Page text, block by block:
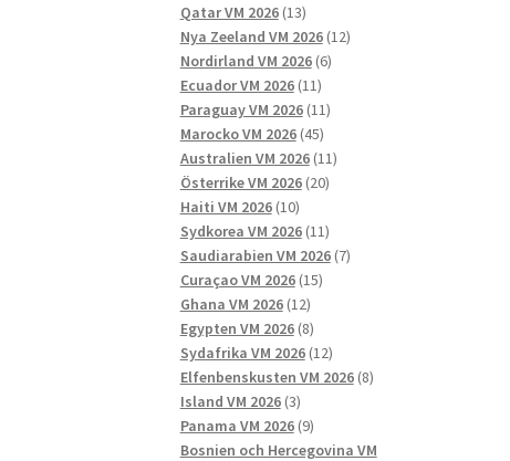
Qatar VM 2026 1313
produkter
Nya Zeeland VM 2026 1212
Nordirland VM 2026 66
Ecuador VM 2026 1111
produkter
Paraguay VM 2026 1111
Marocko VM 2026 4545
produkter
Australien VM 2026 1111
Österrike VM 2026 2020
Haiti VM 2026 1010
produkter
Sydkorea VM 2026 1111
produkter
Saudiarabien VM 2026 77
Curaçao VM 2026 1515
Ghana VM 2026 1212
produkter
Egypten VM 2026 88
produkter
Sydafrika VM 2026 1212
produkter
Elfenbenskusten VM 2026 88
Island VM 2026 33
produkter
Panama VM 2026 99
produkter
Bosnien och Hercegovina VM